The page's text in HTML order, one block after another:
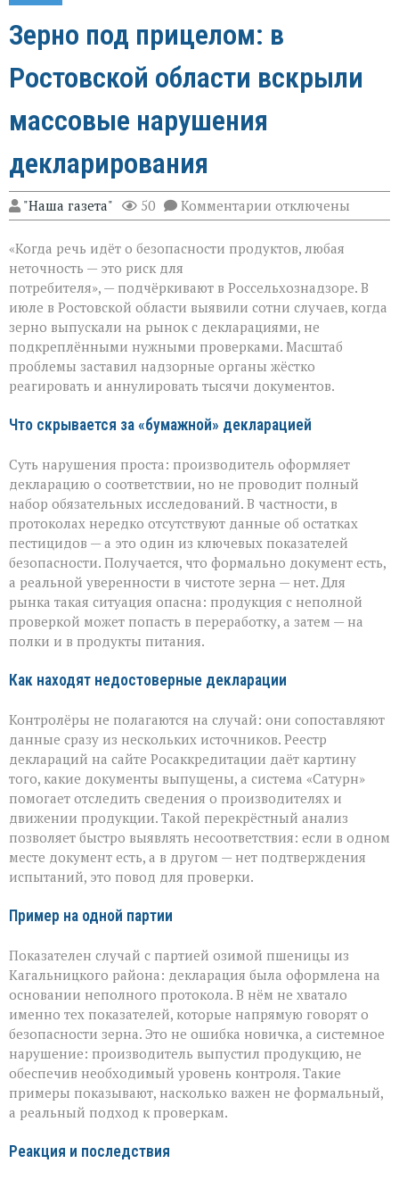
Зерно под прицелом: в
Ростовской области вскрыли
массовые нарушения
декларирования
"Наша газета" 50 Комментарии к
записи
под
Ростовской
области
вскрыли
массовые
нарушения
декларирования
отключены
«Когда речь идёт о безопасности продуктов, любая
неточность — это риск для
потребителя», — подчёркивают в Россельхознадзоре. В
июле в Ростовской области выявили сотни случаев, когда
зерно выпускали на рынок с декларациями, не
подкреплёнными нужными проверками. Масштаб
проблемы заставил надзорные органы жёстко
реагировать и аннулировать тысячи документов.
Что скрывается за «бумажной» декларацией
Суть нарушения проста: производитель оформляет
декларацию о соответствии, но не проводит полный
набор обязательных исследований. В частности, в
протоколах нередко отсутствуют данные об остатках
пестицидов — а это один из ключевых показателей
безопасности. Получается, что формально документ есть,
а реальной уверенности в чистоте зерна — нет. Для
рынка такая ситуация опасна: продукция с неполной
проверкой может попасть в переработку, а затем — на
полки и в продукты питания.
Как находят недостоверные декларации
Контролёры не полагаются на случай: они сопоставляют
данные сразу из нескольких источников. Реестр
деклараций на сайте Росаккредитации даёт картину
того, какие документы выпущены, а система «Сатурн»
помогает отследить сведения о производителях и
движении продукции. Такой перекрёстный анализ
позволяет быстро выявлять несоответствия: если в одном
месте документ есть, а в другом — нет подтверждения
испытаний, это повод для проверки.
Пример на одной партии
Показателен случай с партией озимой пшеницы из
Кагальницкого района: декларация была оформлена на
основании неполного протокола. В нём не хватало
именно тех показателей, которые напрямую говорят о
безопасности зерна. Это не ошибка новичка, а системное
нарушение: производитель выпустил продукцию, не
обеспечив необходимый уровень контроля. Такие
примеры показывают, насколько важен не формальный,
а реальный подход к проверкам.
Реакция и последствия